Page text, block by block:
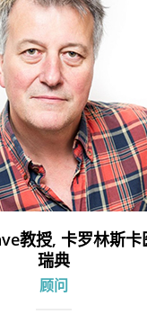
教授, 卡罗林斯卡
瑞典
顾问